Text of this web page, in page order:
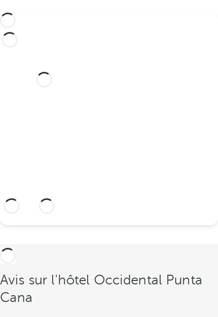
Vous souhaitez célébrer votre
Avis sur l'hôtel Occidental Punta
Cana